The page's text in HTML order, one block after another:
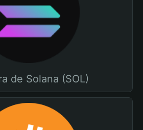
de Solana (SOL)